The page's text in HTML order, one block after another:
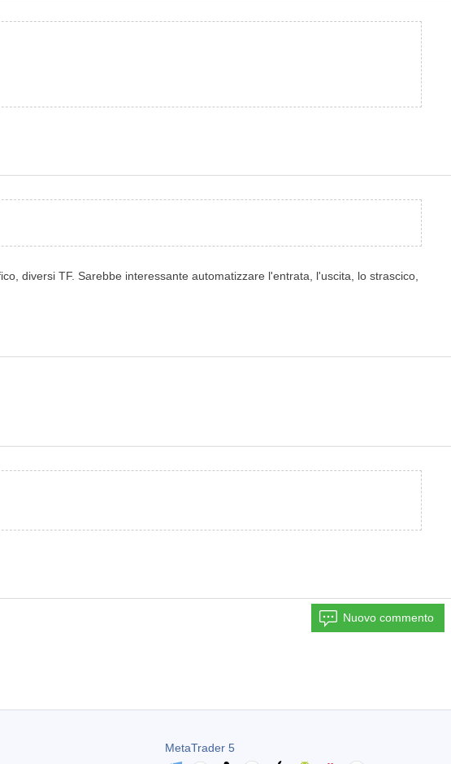
diversi TF. Sarebbe interessante automatizzare l'entrata, l'uscita, lo strascico,
Nuovo commento
MetaTrader 5